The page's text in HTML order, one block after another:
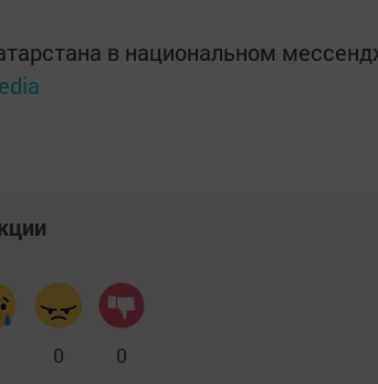
в национальном
0 0